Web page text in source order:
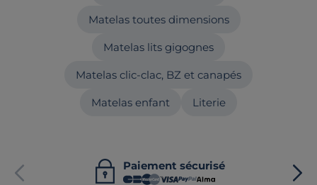
Matelas toutes dimensions
Matelas lits gigognes
Matelas clic-clac, BZ et canapés
Matelas enfant Literie
Paiement sécurisé